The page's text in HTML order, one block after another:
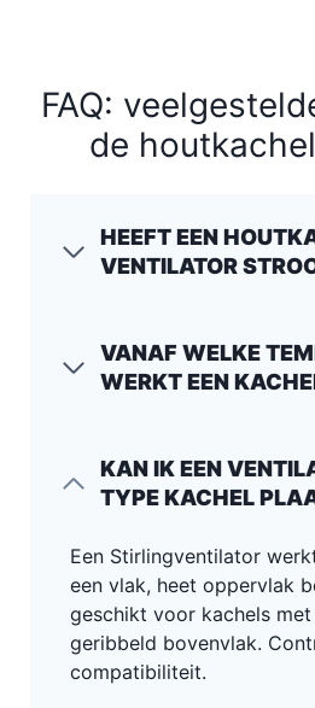
FAQ:
de
HEEFT EEN
VENTILATOR
VANAF WELKE
WERKT EEN
KAN IK EEN
TYPE KACHEL
Een Stirlingventilator
een vlak, heet oppervlak
geschikt voor kachels
geribbeld bovenvlak.
compatibiliteit.